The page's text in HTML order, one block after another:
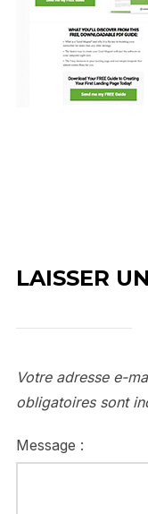
LAISSER
Votre adresse e-
obligatoires sont
Message :